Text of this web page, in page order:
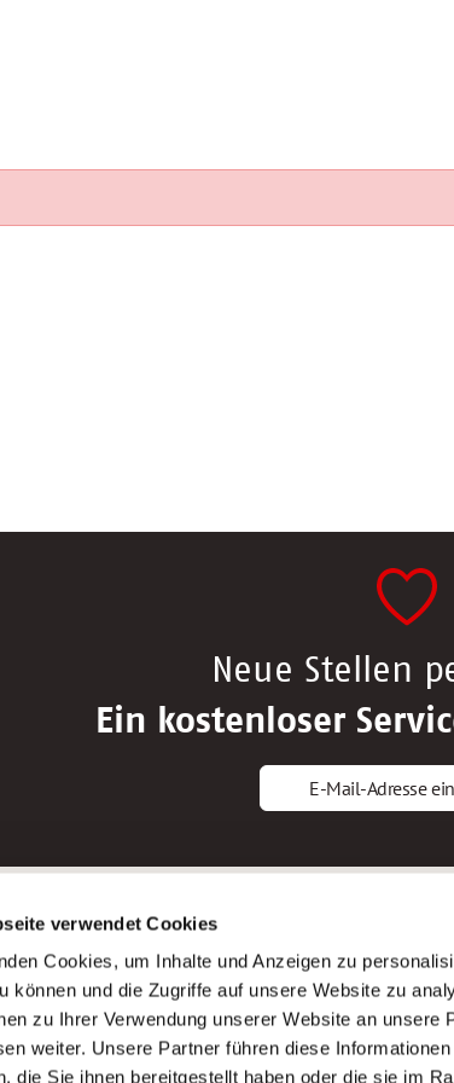
verwendet Cookies
Cookies, um Inhalte und Anzeigen zu
können und die Zugriffe auf unsere Website zu
zu Ihrer Verwendung unserer Website an unsere
weiter. Unsere Partner führen diese
die Sie ihnen bereitgestellt haben oder die sie im
Neue Stellen
Ein kostenloser
E-Mail-Adresse
Bewerbungstipps
Bewerbung als Altenpfleger*in
Bewerbung als Krankenpfleger*in
Bewerbung als Altenpflegehelfer*in
Bewerbung als Erzieher*in